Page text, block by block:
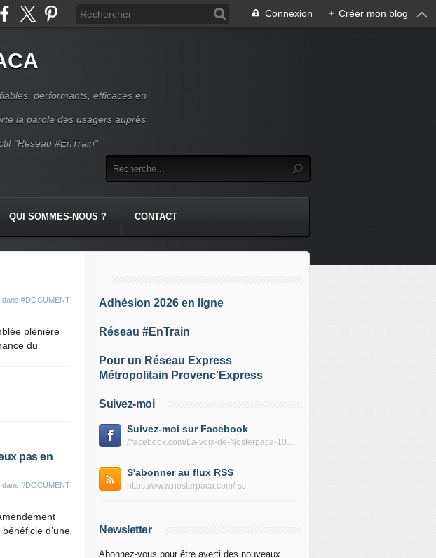
Connexion + Créer mon blog
performants, efficaces en
la parole des usagers auprès
"Réseau #EnTrain"
QUI SOMMES-NOUS ? CONTACT
dans #DOCUMENT
plénière
du
pas en
dans #DOCUMENT
d’une
Adhésion 2026 en ligne
Réseau #EnTrain
Pour un Réseau Express
Métropolitain Provenc'Express
Suivez-moi
Suivez-moi sur Facebook
//facebook.com/La-voix-de-Nosterpaca-106434384284735
S'abonner au flux RSS
https://www.nosterpaca.com/rss
Newsletter
Abonnez-vous pour être averti des nouveaux